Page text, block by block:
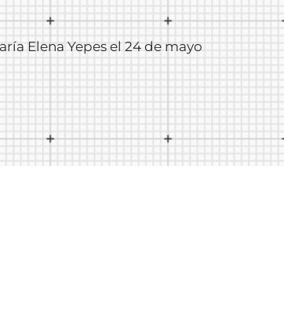
Elena Yepes el 24 de mayo